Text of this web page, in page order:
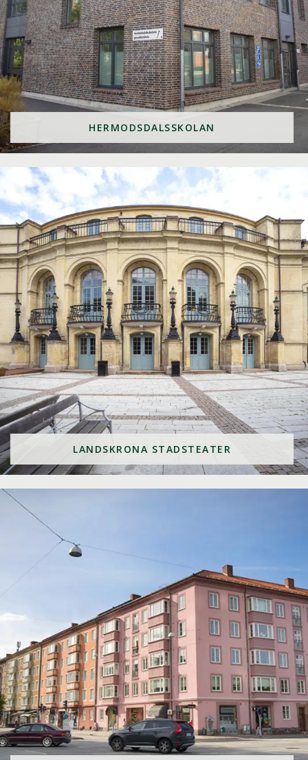
HERMODSDALSSKOLAN
LANDSKRONA STADSTEATER